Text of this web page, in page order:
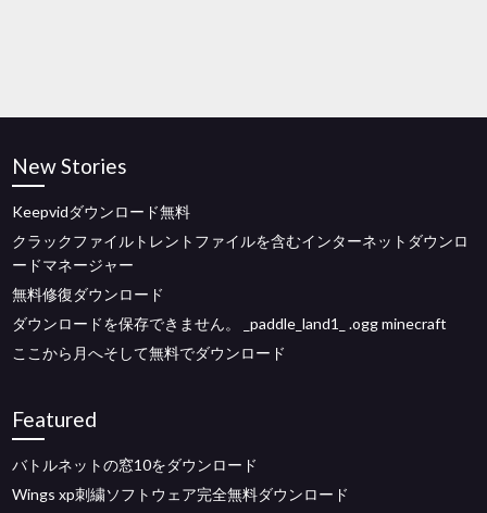
New Stories
Keepvidダウンロード無料
クラックファイルトレントファイルを含むインターネットダウンロ
ードマネージャー
無料修復ダウンロード
ダウンロードを保存できません。 _paddle_land1_ .ogg minecraft
ここから月へそして無料でダウンロード
Featured
バトルネットの窓10をダウンロード
Wings xp刺繍ソフトウェア完全無料ダウンロード